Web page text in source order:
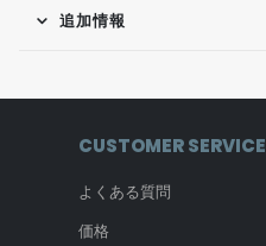
追加情報
CUSTOMER SERVICE
よくある質問
価格